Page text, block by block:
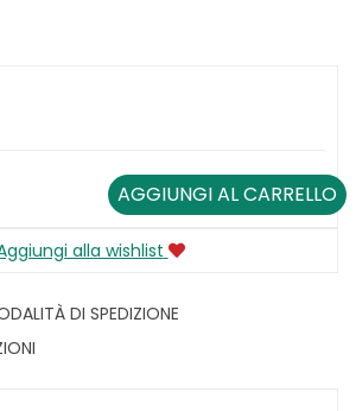
AGGIUNGI AL CARRELLO
alla wishlist
DI SPEDIZIONE